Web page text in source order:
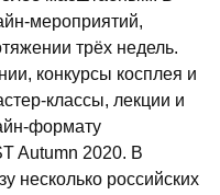
мероприятий,
трёх недель.
конкурсы косплея и
классы, лекции и
формату
Autumn 2020. В
несколько российских